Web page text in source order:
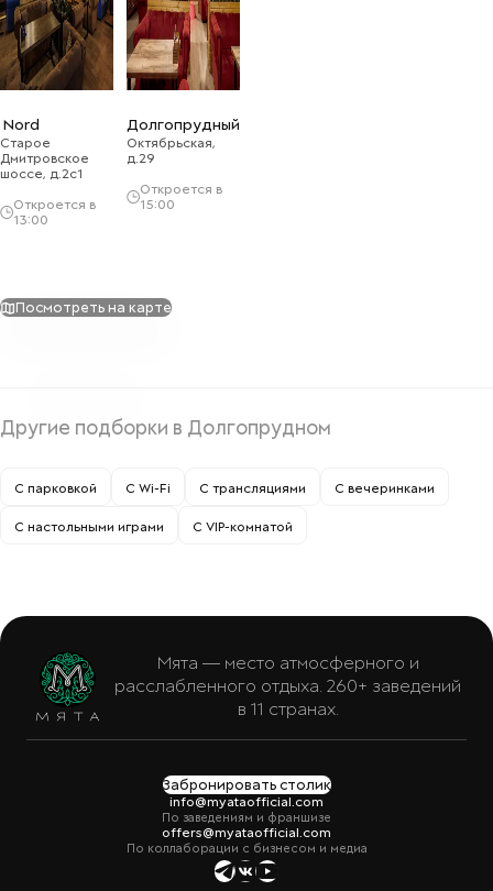
Nord
Старое
Дмитровское
шоссе, д.2с1
Откроется в
13:00
Долгопрудный
Октябрьская,
д.29
Откроется в
15:00
Посмотреть на карте
Другие подборки в Долгопрудном
С парковкой С Wi-Fi С трансляциями С вечеринками
С настольными играми С VIP-комнатой
Мята — место атмосферного и
расслабленного отдыха. 260+ заведений
в 11 странах.
Забронировать столик
info@myataofficial.com
По заведениям и франшизе
offers@myataofficial.com
По коллаборации с бизнесом и медиа